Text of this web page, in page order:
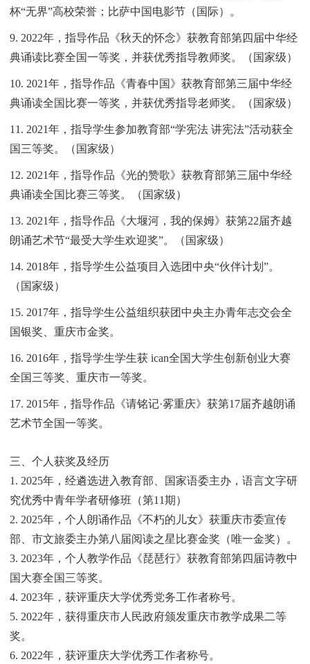
杯“无界”高校荣誉；比萨中国电影节（国际）。
9. 2022年，指导作品《秋天的怀念》获教育部第四届中华经
典诵读比赛全国一等奖，并获优秀指导教师奖。（国家级）
10. 2021年，指导作品《青春中国》获教育部第三届中华经
典诵读全国比赛一等奖，并获优秀指导老师奖。（国家级）
11. 2021年，指导学生参加教育部“学宪法 讲宪法”活动获全
国三等奖。（国家级）
12. 2021年，指导作品《光的赞歌》获教育部第三届中华经
典诵读全国比赛三等奖。（国家级）
13. 2021年，指导作品《大堰河，我的保姆》获第22届齐越
朗诵艺术节“最受大学生欢迎奖”。（国家级）
14. 2018年，指导学生公益项目入选团中央“伙伴计划”。
（国家级）
15. 2017年，指导学生公益组织获团中央主办青年志交会全
国银奖、重庆市金奖。
16. 2016年，指导学生学生获 ican全国大学生创新创业大赛
全国三等奖、重庆市一等奖。
17. 2015年，指导作品《请铭记·雾重庆》获第17届齐越朗诵
艺术节全国一等奖。
三、个人获奖及经历
1. 2025年，经遴选进入教育部、国家语委主办，语言文字研
究优秀中青年学者研修班（第11期）
2. 2025年，个人朗诵作品《不朽的儿女》获重庆市委宣传
部、市文旅委主办第八届阅读之星比赛金奖（唯一金奖）。
3. 2023年，个人教学作品《琵琶行》获教育部第四届诗教中
国大赛全国三等奖。
4. 2023年，获评重庆大学优秀党务工作者称号。
5. 2022年，获得重庆市人民政府颁发重庆市教学成果二等
奖。
6. 2022年，获评重庆大学优秀工作者称号。